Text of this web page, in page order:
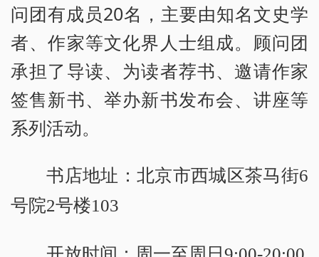
问团有成员20名，主要由知名文史学
者、作家等文化界人士组成。顾问团
承担了导读、为读者荐书、邀请作家
签售新书、举办新书发布会、讲座等
系列活动。
书店地址：北京市西城区茶马街6
号院2号楼103